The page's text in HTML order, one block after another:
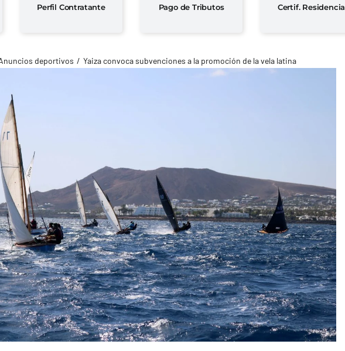
Perfil Contratante Pago de Tributos Certif. Residencia
deportivos Yaiza convoca subvenciones a la promoción de la vela latina